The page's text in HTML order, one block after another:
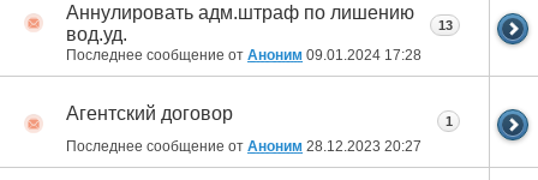
Аннулировать адм.штраф по лишению
вод.уд.
Последнее сообщение от Аноним 09.01.2024 17:28
13
Агентский договор
Последнее сообщение от Аноним 28.12.2023 20:27
1